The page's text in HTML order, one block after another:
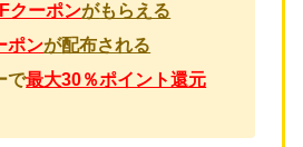
クーポンがもらえる
ポンが配布される
で最大30％ポイント還元